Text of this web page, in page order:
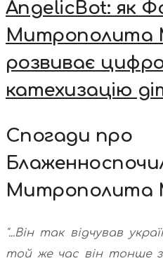
AngelicBot: як
Митрополита
розвиває
катехизацію
Спогади про
Митрополита
"...Він так відчував
той же час він тонше